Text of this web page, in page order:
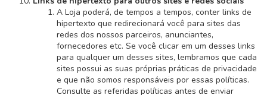
A Loja poderá, de tempos a tempos, conter links de
hipertexto que redirecionará você para sites das
redes dos nossos parceiros, anunciantes,
fornecedores etc. Se você clicar em um desses links
para qualquer um desses sites, lembramos que cada
sites possui as suas próprias práticas de privacidade
e que não somos responsáveis por essas políticas.
Consulte as referidas políticas antes de enviar